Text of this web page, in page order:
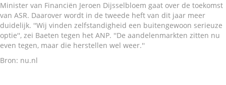
Minister van Financiën Jeroen Dijsselbloem gaat over de toekomst
van ASR. Daarover wordt in de tweede heft van dit jaar meer
duidelijk. ''Wij vinden zelfstandigheid een buitengewoon serieuze
optie'', zei Baeten tegen het ANP. ''De aandelenmarkten zitten nu
even tegen, maar die herstellen wel weer.''
Bron: nu.nl